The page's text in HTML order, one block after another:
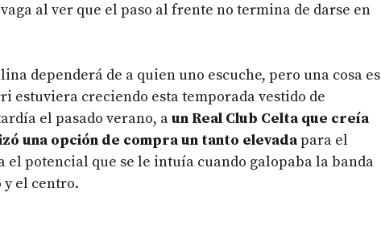
al ver que el paso al frente no termina de darse en
dependerá de a quien uno escuche, pero una cosa es
estuviera creciendo esta temporada vestido de
el pasado verano, aun Real Club Celta que creía
una opción de compra un tanto elevadapara el
el potencial que se le intuía cuando galopaba la banda
y el centro.